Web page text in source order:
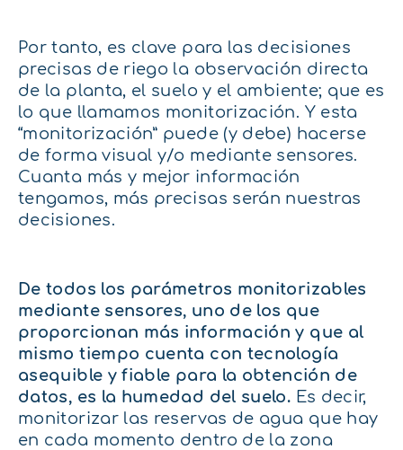
Por tanto, es clave para las decisiones
precisas de riego la observación directa
de la planta, el suelo y el ambiente; que es
lo que llamamos monitorización. Y esta
“monitorización” puede (y debe) hacerse
de forma visual y/o mediante sensores.
Cuanta más y mejor información
tengamos, más precisas serán nuestras
decisiones.
De todos los parámetros monitorizables
mediante sensores, uno de los que
proporcionan más información y que al
mismo tiempo cuenta con tecnología
asequible y fiable para la obtención de
datos, es la humedad del suelo. Es decir,
monitorizar las reservas de agua que hay
en cada momento dentro de la zona